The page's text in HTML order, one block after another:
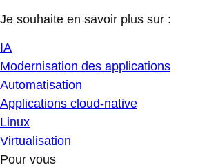
Je souhaite en savoir plus sur :
IA
Modernisation des applications
Automatisation
Applications cloud-native
Linux
Virtualisation
Pour vous